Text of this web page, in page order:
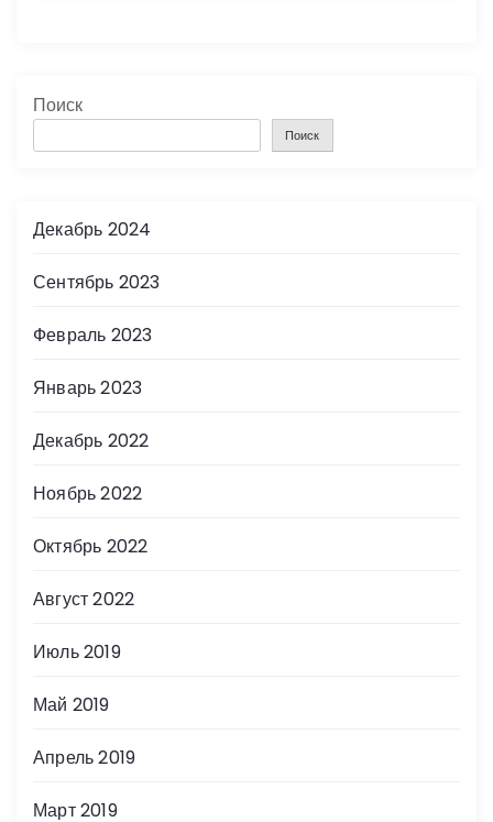
Поиск
Поиск
Декабрь 2024
Сентябрь 2023
Февраль 2023
Январь 2023
Декабрь 2022
Ноябрь 2022
Октябрь 2022
Август 2022
Июль 2019
Май 2019
Апрель 2019
Март 2019